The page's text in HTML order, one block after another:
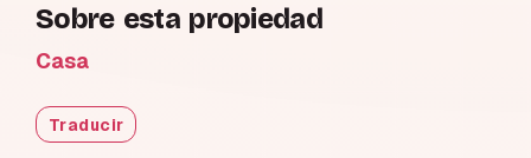
Sobre esta propiedad
Casa
Traducir